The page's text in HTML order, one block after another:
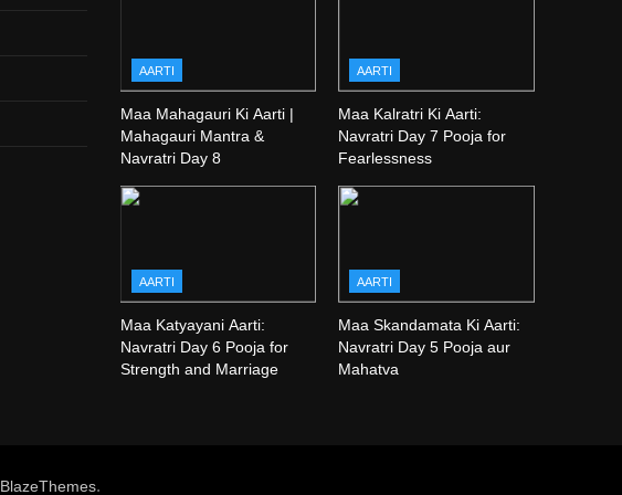
AARTI
Maa Mahagauri Ki Aarti |
Mahagauri Mantra &
Navratri Day 8
AARTI
Maa Kalratri Ki Aarti:
Navratri Day 7 Pooja for
Fearlessness
AARTI
Maa Katyayani Aarti:
Navratri Day 6 Pooja for
Strength and Marriage
AARTI
Maa Skandamata Ki Aarti:
Navratri Day 5 Pooja aur
Mahatva
BlazeThemes.